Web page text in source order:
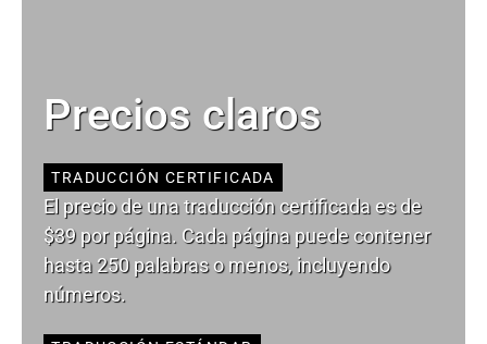
Precios claros
TRADUCCIÓN CERTIFICADA
El precio de una traducción certificada es de
$39 por página. Cada página puede contener
hasta 250 palabras o menos, incluyendo
números.